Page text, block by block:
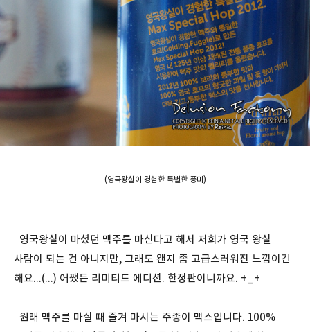
(영국왕실이 경험한 특별한 풍미)
영국왕실이 마셨던 맥주를 마신다고 해서 저희가 영국 왕실
사람이 되는 건 아니지만, 그래도 왠지 좀 고급스러워진 느낌이긴
해요...(...) 어쨌든 리미티드 에디션. 한정판이니까요. +_+
원래 맥주를 마실 때 즐겨 마시는 주종이 맥스입니다. 100%